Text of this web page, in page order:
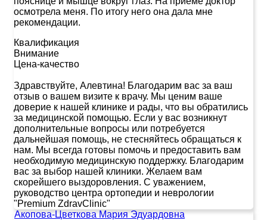
осмотрела меня. По итогу него она дала мне
рекомендации.
Квалификация
Внимание
Цена-качество
Здравствуйте, Алевтина! Благодарим вас за ваш
отзыв о вашем визите к врачу. Мы ценим ваше
доверие к нашей клинике и рады, что вы обратились
за медицинской помощью. Если у вас возникнут
дополнительные вопросы или потребуется
дальнейшая помощь, не стесняйтесь обращаться к
нам. Мы всегда готовы помочь и предоставить вам
необходимую медицинскую поддержку. Благодарим
вас за выбор нашей клиники. Желаем вам
скорейшего выздоровления. С уважением,
руководство центра ортопедии и неврологии
"Premium ZdravClinic"
Акопова-Цветкова Мария Эдуардовна